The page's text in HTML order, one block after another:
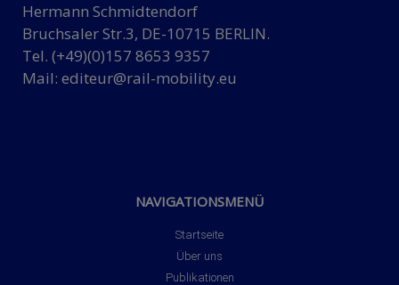
Hermann Schmidtendorf
Bruchsaler Str.3, DE-10715 BERLIN.
Tel. (+49)(0)157 8653 9357
Mail: editeur@rail-mobility.eu
NAVIGATIONSMENÜ
Startseite
Über uns
Publikationen